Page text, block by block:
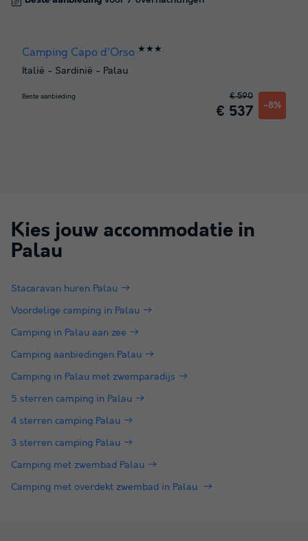
Camping Capo d'Orso ★★★
Italië - Sardinië - Palau
Beste aanbieding
€ 537 -8%
€ 590
Kies jouw accommodatie in
Palau
Stacaravan huren Palau
Voordelige camping in Palau
Camping in Palau aan zee
Camping aanbiedingen Palau
Camping in Palau met zwemparadijs
5 sterren camping in Palau
4 sterren camping Palau
3 sterren camping Palau
Camping met zwembad Palau
Camping met overdekt zwembad in Palau